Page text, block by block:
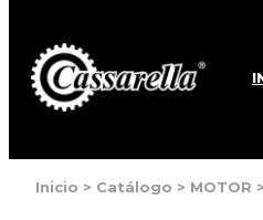
Inicio > Catálogo > MOTOR >